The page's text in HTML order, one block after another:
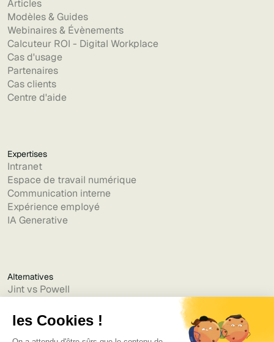
Articles
Modèles & Guides
Webinaires & Évènements
Calcuteur ROI - Digital Workplace
Cas d'usage
Partenaires
Cas clients
Centre d'aide
Expertises
Intranet
Espace de travail numérique
Communication interne
Expérience employé
IA Generative
Alternatives
Jint vs Powell
Jint vs Jamespot
Jint vs Jalios